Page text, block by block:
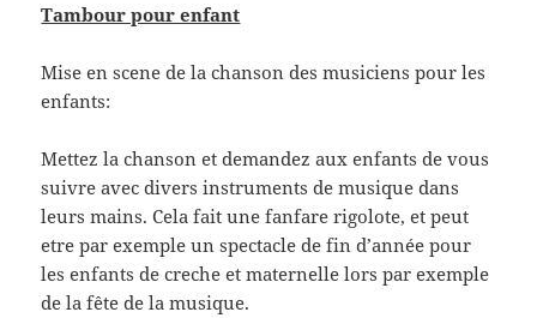
Tambour pour enfant
Mise en scene de la chanson des musiciens pour les
enfants:
Mettez la chanson et demandez aux enfants de vous
suivre avec divers instruments de musique dans
leurs mains. Cela fait une fanfare rigolote, et peut
etre par exemple un spectacle de fin d’année pour
les enfants de creche et maternelle lors par exemple
de la fête de la musique.